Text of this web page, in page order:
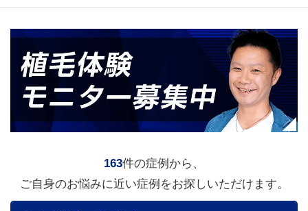
163件の症例から、
ご自身のお悩みに近い症例をお探しいただけます。